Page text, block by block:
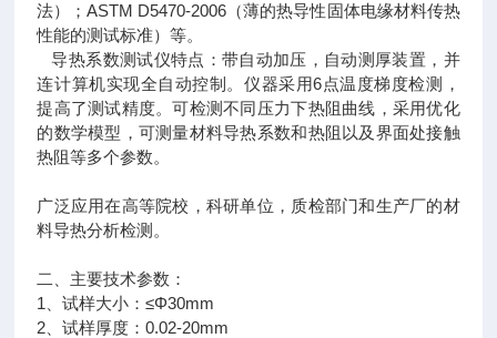
法）；ASTM D5470-2006（薄的热导性固体电缘材料传热
性能的测试标准）等。
导热系数测试仪特点：带自动加压，自动测厚装置，并
连计算机实现全自动控制。仪器采用6点温度梯度检测，
提高了测试精度。可检测不同压力下热阻曲线，采用优化
的数学模型，可测量材料导热系数和热阻以及界面处接触
热阻等多个参数。
广泛应用在高等院校，科研单位，质检部门和生产厂的材
料导热分析检测。
二、主要技术参数：
1、试样大小：≤Φ30mm
2、试样厚度：0.02-20mm